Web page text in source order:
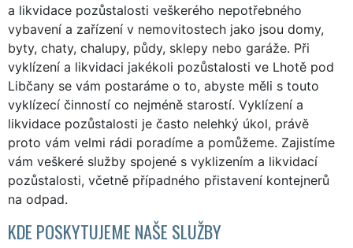
a likvidace pozůstalosti veškerého nepotřebného
vybavení a zařízení v nemovitostech jako jsou domy,
byty, chaty, chalupy, půdy, sklepy nebo garáže. Při
vyklízení a likvidaci jakékoli pozůstalosti ve Lhotě pod
Libčany se vám postaráme o to, abyste měli s touto
vyklízecí činností co nejméně starostí. Vyklízení a
likvidace pozůstalosti je často nelehký úkol, právě
proto vám velmi rádi poradíme a pomůžeme. Zajistíme
vám veškeré služby spojené s vyklizením a likvidací
pozůstalosti, včetně případného přistavení kontejnerů
na odpad.
KDE POSKYTUJEME NAŠE SLUŽBY